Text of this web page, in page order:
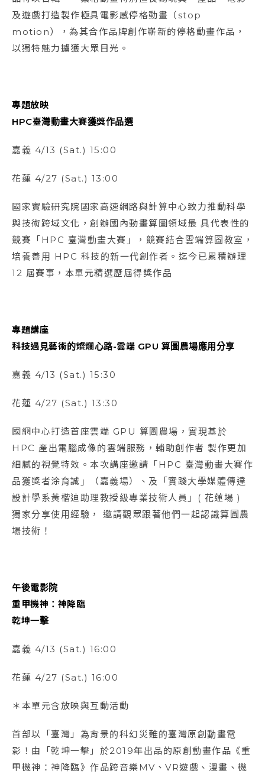
及遊戲打造製作極具電影感停格動畫（stop
motion），為其合作品牌創作嶄新的停格動畫作品，
以獨特魅力擄獲大眾目光。
專題放映
HPC臺灣動畫大賽獲獎作品選
嘉義 4/13 (Sat.) 15:00
花蓮 4/27 (Sat.) 13:00
國家實驗研究院國家高速網路與計算中心致力推動科學
與技術跨域文化，創辦國內動畫算圖領域最 具代表性的
競賽「HPC 臺灣動畫大賽」，競賽結合雲端算圖教室，
培養善用 HPC 科技的新一代創作者。迄今已累積辦理
12 屆賽事，本單元精選歷屆得獎作品
專題講座
科技遇見藝術的燦爛心路-雲端 GPU 算圖農場應用分享
嘉義 4/13 (Sat.) 15:30
花蓮 4/27 (Sat.) 13:30
國網中心打造首座雲端 GPU 算圖農場，實現基於
HPC 產出電腦成像的雲端服務，輔助創作者 製作更加
細膩的視覺特效。本次講座邀請「HPC 臺灣動畫大賽作
品獲獎者涂育誠」（嘉義場）、及「實踐大學媒體傳達
設計學系黃楷迪助理教授級專業技術人員」( 花蓮場 )
獨家分享使用經驗， 邀請觀眾跟著他們一起認識算圖農
場技術！
午後電影院
重甲機神：神降臨
乾坤一擊
嘉義 4/13 (Sat.) 16:00
花蓮 4/27 (Sat.) 16:00
＊本單元含放映與互動活動
首部以「臺灣」為背景的科幻災難的臺灣原創動畫電
影！由「乾坤一擊」於2019年出品的原創動畫作品《重
甲機神：神降臨》作品跨音樂MV、VR遊戲、漫畫、機